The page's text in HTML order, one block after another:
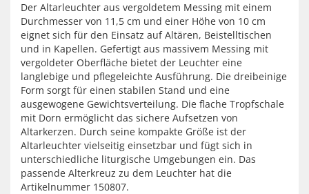
Der Altarleuchter aus vergoldetem Messing mit einem
Durchmesser von 11,5 cm und einer Höhe von 10 cm
eignet sich für den Einsatz auf Altären, Beistelltischen
und in Kapellen. Gefertigt aus massivem Messing mit
vergoldeter Oberfläche bietet der Leuchter eine
langlebige und pflegeleichte Ausführung. Die dreibeinige
Form sorgt für einen stabilen Stand und eine
ausgewogene Gewichtsverteilung. Die flache Tropfschale
mit Dorn ermöglicht das sichere Aufsetzen von
Altarkerzen. Durch seine kompakte Größe ist der
Altarleuchter vielseitig einsetzbar und fügt sich in
unterschiedliche liturgische Umgebungen ein. Das
passende Alterkreuz zu dem Leuchter hat die
Artikelnummer 150807.